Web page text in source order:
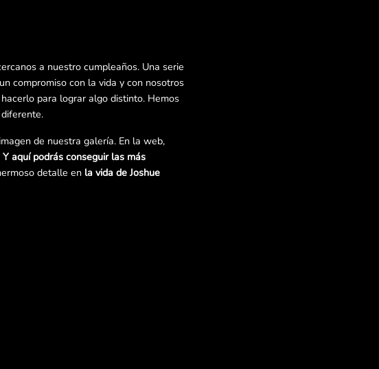
a nuestro cumpleaños. Una serie
compromiso con la vida y con nosotros
para lograr algo distinto. Hemos
de nuestra galería. En la web,
Y aquí podrás conseguir las más
detalle en la vida de Joshue